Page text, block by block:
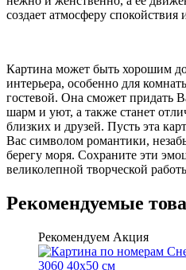
создает атмосферу спокойствия
Картина может быть хорошим
интерьера, особенно для
гостевой. Она сможет
шарм и уют, а также станет
близких и друзей. Пусть эта
Вас символом романтики,
берегу моря. Сохраните эти
великолепной творческой
Рекомендуемые
Рекомендуем Акция